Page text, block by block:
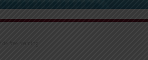
de free roaming